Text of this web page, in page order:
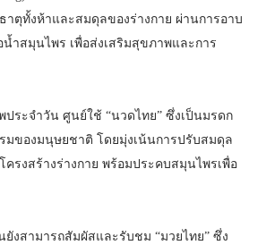
าตุทั้งห้าและสมดุลของร่างกาย ผ่านการอาบ
ำสมุนไพร เพื่อส่งเสริมสุขภาพและการ
ระจำวัน ศูนย์ใช้ “นวดไทย” ซึ่งเป็นมรดก
ของมนุษยชาติ โดยมุ่งเน้นการปรับสมดุล
ครงสร้างร่างกาย พร้อมประคบสมุนไพรเพื่อ
งสามารถสัมผัสและรับชม “มวยไทย” ซึ่ง